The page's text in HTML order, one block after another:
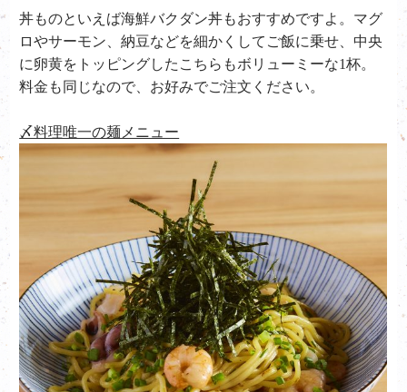
丼ものといえば海鮮バクダン丼もおすすめですよ。マグ
ロやサーモン、納豆などを細かくしてご飯に乗せ、中央
に卵黄をトッピングしたこちらもボリューミーな1杯。
料金も同じなので、お好みでご注文ください。
〆料理唯一の麺メニュー